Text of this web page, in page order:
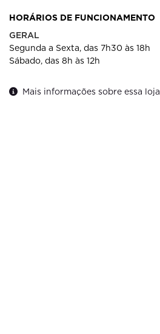
HORÁRIOS DE FUNCIONAMENTO
GERAL
Segunda a Sexta, das 7h30 às 18h
Sábado, das 8h às 12h
Mais informações sobre essa loja